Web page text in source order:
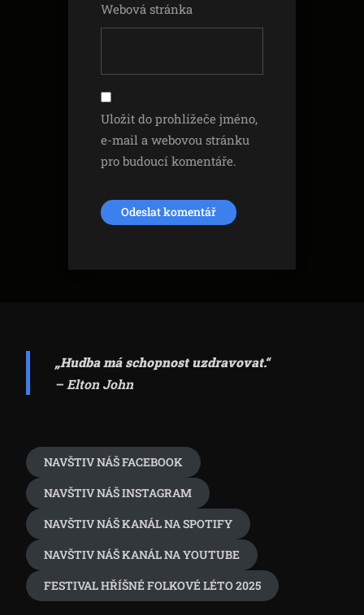
Webová stránka
Uložit do prohlížeče jméno,
e-mail a webovou stránku
pro budoucí komentáře.
„Hudba má schopnost uzdravovat.“
– Elton John
NAVŠTIV NÁŠ FACEBOOK
NAVŠTIV NÁŠ INSTAGRAM
NAVŠTIV NÁŠ KANÁL NA SPOTIFY
NAVŠTIV NÁŠ KANÁL NA YOUTUBE
FESTIVAL HŘÍŠNÉ FOLKOVÉ LÉTO 2025